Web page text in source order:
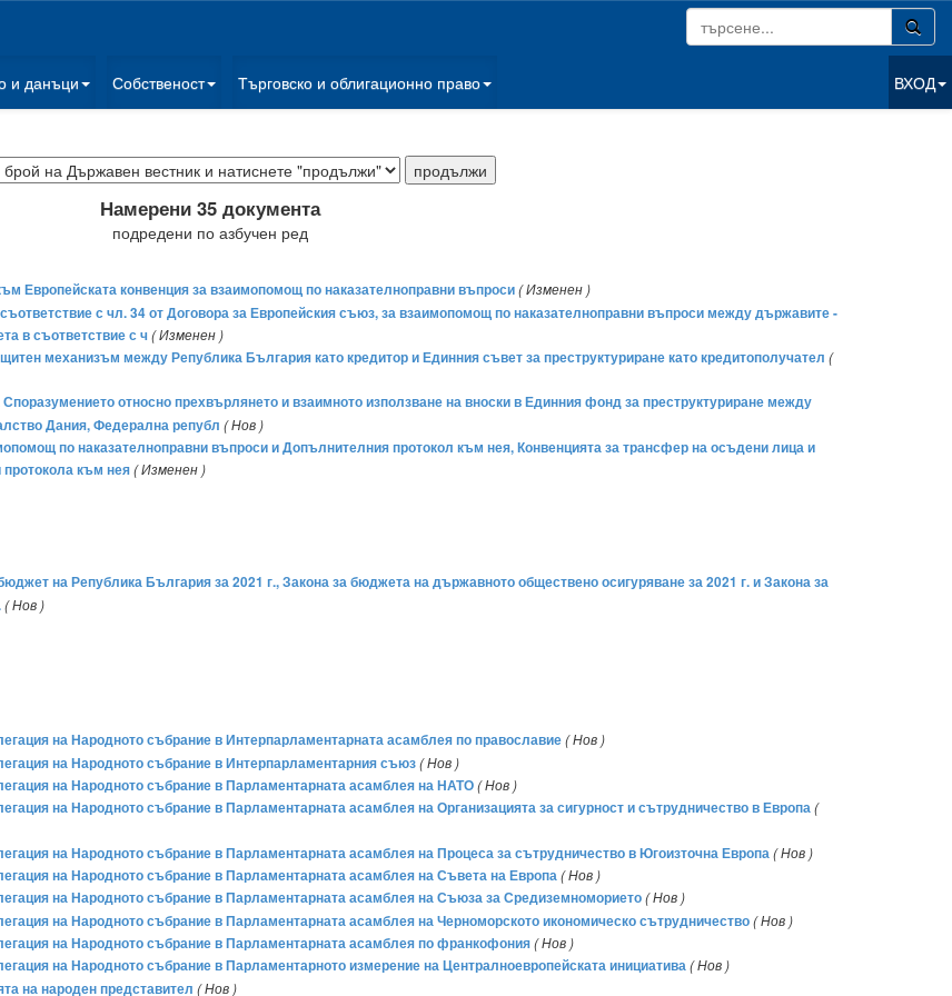
и данъци Собственост Търговско и облигационно право
ВХОД
Намерени 35 документа
подредени по азбучен ред
Европейската конвенция за взаимопомощ по наказателноправни въпроси( Изменен )
с чл. 34 от Договора за Европейския съюз, за взаимопомощ по наказателноправни въпроси между държавите -
в съответствие с ч( Изменен )
механизъм между Република България като кредитор и Единния съвет за преструктуриране като кредитополучател (
относно прехвърлянето и взаимното използване на вноски в Единния фонд за преструктуриране между
Дания, Федерална републ ( Нов )
по наказателноправни въпроси и Допълнителния протокол към нея, Конвенцията за трансфер на осъдени лица и
протокола към нея( Изменен )
на Република България за 2021 г., Закона за бюджета на държавното обществено осигуряване за 2021 г. и Закона за
( Нов )
на Народното събрание в Интерпарламентарната асамблея по православие( Нов )
на Народното събрание в Интерпарламентарния съюз( Нов )
на Народното събрание в Парламентарната асамблея на НАТО( Нов )
на Народното събрание в Парламентарната асамблея на Организацията за сигурност и сътрудничество в Европа(
на Народното събрание в Парламентарната асамблея на Процеса за сътрудничество в Югоизточна Европа( Нов )
на Народното събрание в Парламентарната асамблея на Съвета на Европа( Нов )
на Народното събрание в Парламентарната асамблея на Съюза за Средиземноморието( Нов )
на Народното събрание в Парламентарната асамблея на Черноморското икономическо сътрудничество( Нов )
на Народното събрание в Парламентарната асамблея по франкофония( Нов )
на Народното събрание в Парламентарното измерение на Централноевропейската инициатива( Нов )
на народен представител ( Нов )